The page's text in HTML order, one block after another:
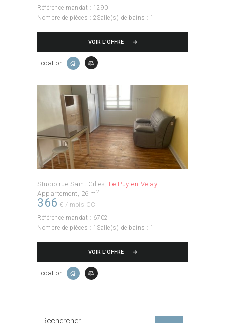
Référence mandat : 1290
Nombre de pièces : 2Salle(s) de bains : 1
VOIR L’OFFRE
Location
Studio rue Saint Gilles
Le Puy-en-Velay
Appartement 26 m2
366 € / mois CC
Référence mandat : 6702
Nombre de pièces : 1 Salle(s) de bains : 1
VOIR L’OFFRE
Location
Rechercher